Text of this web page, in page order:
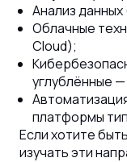
Анализ данных
Облачные
Cloud);
углублённые
платформы
Если хотите
изучать эти